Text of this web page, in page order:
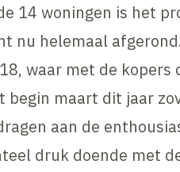
14 woningen is het
nu helemaal
waar met de kopers
begin maart dit jaar
aan de
druk doende met